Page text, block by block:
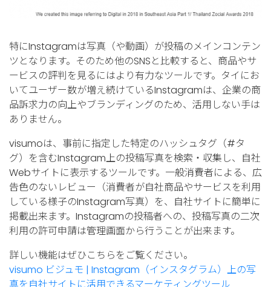
特にInstagramは写真（や動画）が投稿のメインコンテン
ツとなります。そのため他のSNSと比較すると、商品やサ
ービスの評判を見るにはより有力なツールです。タイにお
いてユーザー数が増え続けているInstagramは、企業の商
品訴求力の向上やブランディングのため、活用しない手は
ありません。
visumoは、事前に指定した特定のハッシュタグ（#タ
グ）を含むInstagram上の投稿写真を検索・収集し、自社
Webサイトに表示するツールです。一般消費者による、広
告色のないレビュー（消費者が自社商品やサービスを利用
している様子のInstagram写真）を、自社サイトに簡単に
掲載出来ます。Instagramの投稿者への、投稿写真の二次
利用の許可申請は管理画面から行うことが出来ます。
詳しい機能はぜひこちらをご覧ください。
visumo ビジュモ | Instagram（インスタグラム）上の写